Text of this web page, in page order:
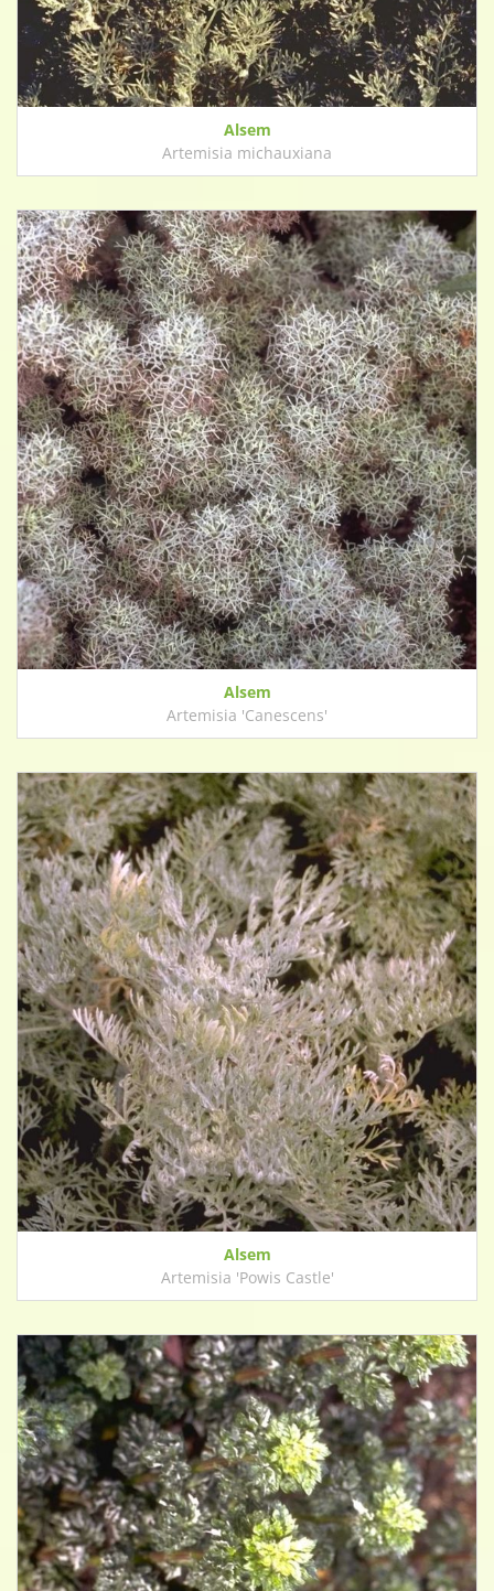
Alsem
Artemisia michauxiana
Alsem
Artemisia 'Canescens'
Alsem
Artemisia 'Powis Castle'